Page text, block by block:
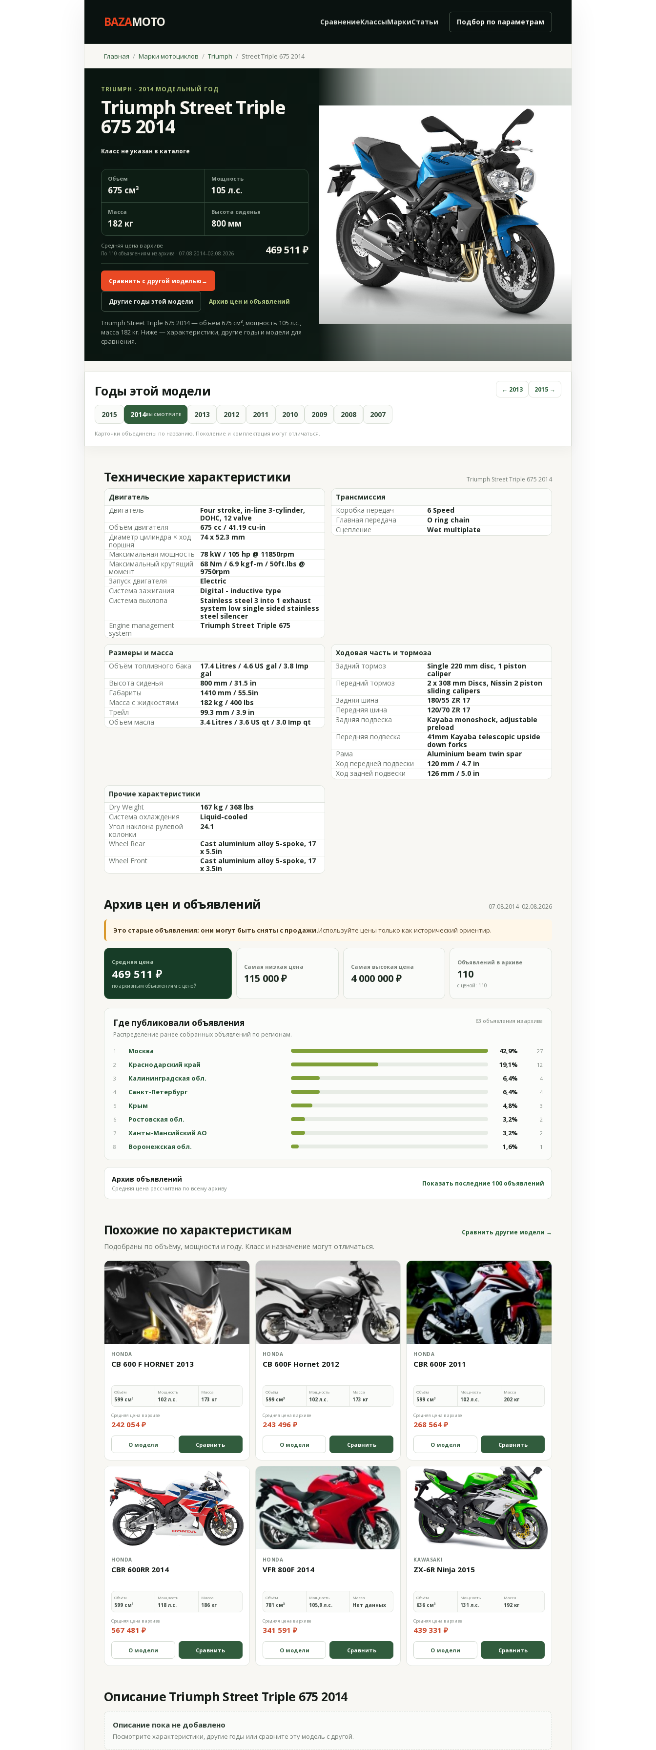
BAZAMOTO СравнениеКлассыМаркиСтатьи Подбор по параметрам
Главная Марки мотоциклов Triumph Street Triple 675 2014
TRIUMPH · 2014 МОДЕЛЬНЫЙ ГОД
Triumph Street Triple
675 2014
Класс не указан в каталоге
Объём
675 см³
Мощность
105 л.с.
Масса
182 кг
Высота сиденья
800 мм
Средняя цена в архиве 469 511 ₽
По 110 объявлениям из архива · 07.08.2014–02.08.2026
Сравнить с другой моделью→
Другие годы этой модели Архив цен и объявлений
Triumph Street Triple 675 2014 — объём 675 см³, мощность 105 л.с.,
масса 182 кг. Ниже — характеристики, другие годы и модели для
сравнения.
Годы этой модели ← 2013 2015 →
2015 2014ВЫ СМОТРИТЕ 2013 2012 2011 2010 2009 2008 2007
Карточки объединены по названию. Поколение и комплектация могут отличаться.
Технические характеристики Triumph Street Triple 675 2014
Двигатель
Двигатель
Four stroke, in-line 3-cylinder,
DOHC, 12 valve
Объём двигателя
675 cc / 41.19 cu-in
Диаметр цилиндра × ход
поршня
74 x 52.3 mm
Максимальная мощность
78 kW / 105 hp @ 11850rpm
Максимальный крутящий
момент
68 Nm / 6.9 kgf-m / 50ft.lbs @
9750rpm
Запуск двигателя
Electric
Система зажигания
Digital - inductive type
Система выхлопа
Stainless steel 3 into 1 exhaust
system low single sided stainless
steel silencer
Engine management
system
Triumph Street Triple 675
Трансмиссия
Коробка передач
6 Speed
Главная передача
O ring chain
Сцепление
Wet multiplate
Размеры и масса
Объём топливного бака
17.4 Litres / 4.6 US gal / 3.8 Imp
gal
Высота сиденья
800 mm / 31.5 in
Габариты
1410 mm / 55.5in
Масса с жидкостями
182 kg / 400 lbs
Трейл
99.3 mm / 3.9 in
Объем масла
3.4 Litres / 3.6 US qt / 3.0 Imp qt
Ходовая часть и тормоза
Задний тормоз
Single 220 mm disc, 1 piston
caliper
Передний тормоз
2 x 308 mm Discs, Nissin 2 piston
sliding calipers
Задняя шина
180/55 ZR 17
Передняя шина
120/70 ZR 17
Задняя подвеска
Kayaba monoshock, adjustable
preload
Передняя подвеска
41mm Kayaba telescopic upside
down forks
Рама
Aluminium beam twin spar
Ход передней подвески
120 mm / 4.7 in
Ход задней подвески
126 mm / 5.0 in
Прочие характеристики
Dry Weight
167 kg / 368 lbs
Система охлаждения
Liquid-cooled
Угол наклона рулевой
колонки
24.1
Wheel Rear
Cast aluminium alloy 5-spoke, 17
x 5.5in
Wheel Front
Cast aluminium alloy 5-spoke, 17
x 3.5in
Архив цен и объявлений 07.08.2014–02.08.2026
Это старые объявления; они могут быть сняты с продажи.Используйте цены только как исторический ориентир.
Средняя цена
469 511 ₽
по архивным объявлениям с ценой
Самая низкая цена
115 000 ₽
Самая высокая цена
4 000 000 ₽
Объявлений в архиве
110
с ценой: 110
Где публиковали объявления
Распределение ранее собранных объявлений по регионам.
63 объявления из архива
1 Москва 42,9%
27
2
Краснодарский край 19,1%
12
3
Калининградская обл. 6,4%
4
4
Санкт-Петербург 6,4%
4
5
Крым 4,8%
3
6
Ростовская обл. 3,2%
2
7
Ханты-Мансийский АО 3,2%
2
8
Воронежская обл. 1,6% 1
Архив объявлений
Средняя цена рассчитана по всему архиву
Показать последние 100 объявлений
Похожие по характеристикам Сравнить другие модели →
Подобраны по объёму, мощности и году. Класс и назначение могут отличаться.
HONDA
CB 600 F HORNET 2013
Объём
599 см³
Мощность
102 л.с.
Масса
173 кг
Средняя цена в архиве
242 054 ₽
О модели Сравнить
HONDA
CB 600F Hornet 2012
Объём
599 см³
Мощность
102 л.с.
Масса
173 кг
Средняя цена в архиве
243 496 ₽
О модели Сравнить
HONDA
CBR 600F 2011
Объём
599 см³
Мощность
102 л.с.
Масса
202 кг
Средняя цена в архиве
268 564 ₽
О модели Сравнить
HONDA
CBR 600RR 2014
Объём
599 см³
Мощность
118 л.с.
Масса
186 кг
Средняя цена в архиве
567 481 ₽
О модели Сравнить
HONDA
VFR 800F 2014
Объём
781 см³
Мощность
105,9 л.с.
Масса
Нет данных
Средняя цена в архиве
341 591 ₽
О модели Сравнить
KAWASAKI
ZX-6R Ninja 2015
Объём
636 см³
Мощность
131 л.с.
Масса
192 кг
Средняя цена в архиве
439 331 ₽
О модели Сравнить
Описание Triumph Street Triple 675 2014
Описание пока не добавлено
Посмотрите характеристики, другие годы или сравните эту модель с другой.